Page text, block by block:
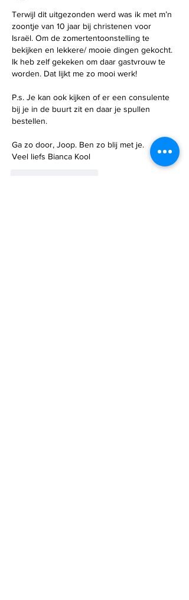
Terwijl dit uitgezonden werd was ik met m’n
zoontje van 10 jaar bij christenen voor
Israël. Om de zomertentoonstelling te
bekijken en lekkere/ mooie dingen gekocht.
Ik heb zelf gekeken om daar gastvrouw te
worden. Dat lijkt me zo mooi werk!
P.s. Je kan ook kijken of er een consulente
bij je in de buurt zit en daar je spullen
bestellen.
Ga zo door, Joop. Ben zo blij met je.
Veel liefs Bianca Kool